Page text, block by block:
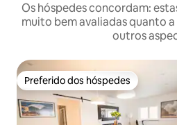
Os hóspedes concordam:
muito bem avaliadas quanto
outros
Preferido dos hóspedes
Preferido dos hóspedes